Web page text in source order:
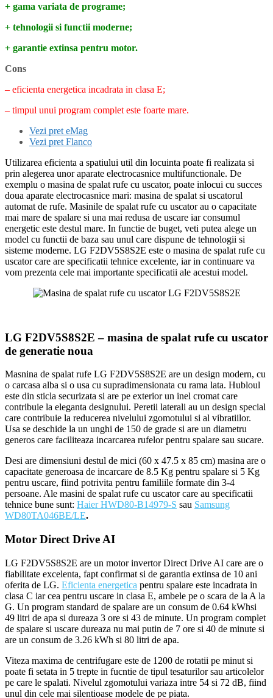
+ gama variata de programe;
+ tehnologii si functii moderne;
+ garantie extinsa pentru motor.
Cons
– eficienta energetica incadrata in clasa E;
– timpul unui program complet este foarte mare.
Vezi pret eMag
Vezi pret Flanco
Utilizarea eficienta a spatiului util din locuinta poate fi realizata si
prin alegerea unor aparate electrocasnice multifunctionale. De
exemplu o masina de spalat rufe cu uscator, poate inlocui cu succes
doua aparate electrocasnice mari: masina de spalat si uscatorul
automat de rufe. Masinile de spalat rufe cu uscator au o capacitate
mai mare de spalare si una mai redusa de uscare iar consumul
energetic este destul mare. In functie de buget, veti putea alege un
model cu functii de baza sau unul care dispune de tehnologii si
sisteme moderne. LG F2DV5S8S2E este o masina de spalat rufe cu
uscator care are specificatii tehnice excelente, iar in continuare va
vom prezenta cele mai importante specificatii ale acestui model.
LG F2DV5S8S2E – masina de spalat rufe cu uscator
de generatie noua
Masnina de spalat rufe LG F2DV5S8S2E are un design modern, cu
o carcasa alba si o usa cu supradimensionata cu rama lata. Hubloul
este din sticla securizata si are pe exterior un inel cromat care
contribuie la eleganta designului. Peretii laterali au un design special
care contribuie la reducerea nivelului zgomotului si al vibratiilor.
Usa se deschide la un unghi de 150 de grade si are un diametru
generos care faciliteaza incarcarea rufelor pentru spalare sau sucare.
Desi are dimensiuni destul de mici (60 x 47.5 x 85 cm) masina are o
capacitate generoasa de incarcare de 8.5 Kg pentru spalare si 5 Kg
pentru uscare, fiind potrivita pentru familiile formate din 3-4
persoane. Ale masini de spalat rufe cu uscator care au specificatii
tehnice bune sunt: Haier HWD80-B14979-S sau Samsung
WD80TA046BE/LE.
Motor Direct Drive AI
LG F2DV5S8S2E are un motor invertor Direct Drive AI care are o
fiabilitate excelenta, fapt confirmat si de garantia extinsa de 10 ani
oferita de LG. Eficienta energetica pentru spalare este incadrata in
clasa C iar cea pentru uscare in clasa E, ambele pe o scara de la A la
G. Un program standard de spalare are un consum de 0.64 kWhsi
49 litri de apa si dureaza 3 ore si 43 de minute. Un program complet
de spalare si uscare dureaza nu mai putin de 7 ore si 40 de minute si
are un consum de 3.26 kWh si 80 litri de apa.
Viteza maxima de centrifugare este de 1200 de rotatii pe minut si
poate fi setata in 5 trepte in fucntie de tipul tesaturilor sau articolelor
pe care le spalati. Nivelul zgomotului variaza intre 54 si 72 dB, fiind
unul din cele mai silentioase modele de pe piata.